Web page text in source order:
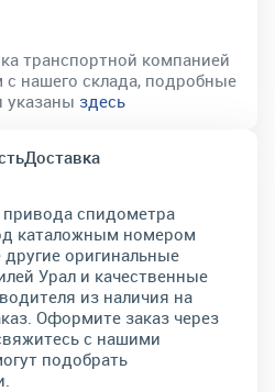
транспортной компанией
нашего склада, подробные
указаны здесь
Доставка
спидометра
каталожным номером
другие оригинальные
Урал и качественные
из наличия на
Оформите заказ через
с нашими
подобрать